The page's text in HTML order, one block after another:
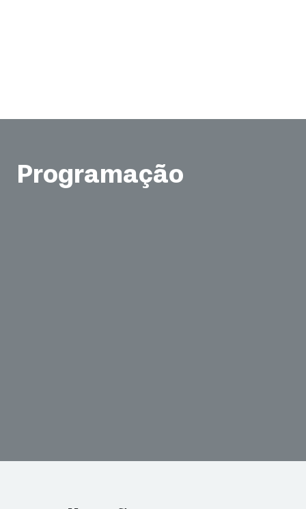
Programação